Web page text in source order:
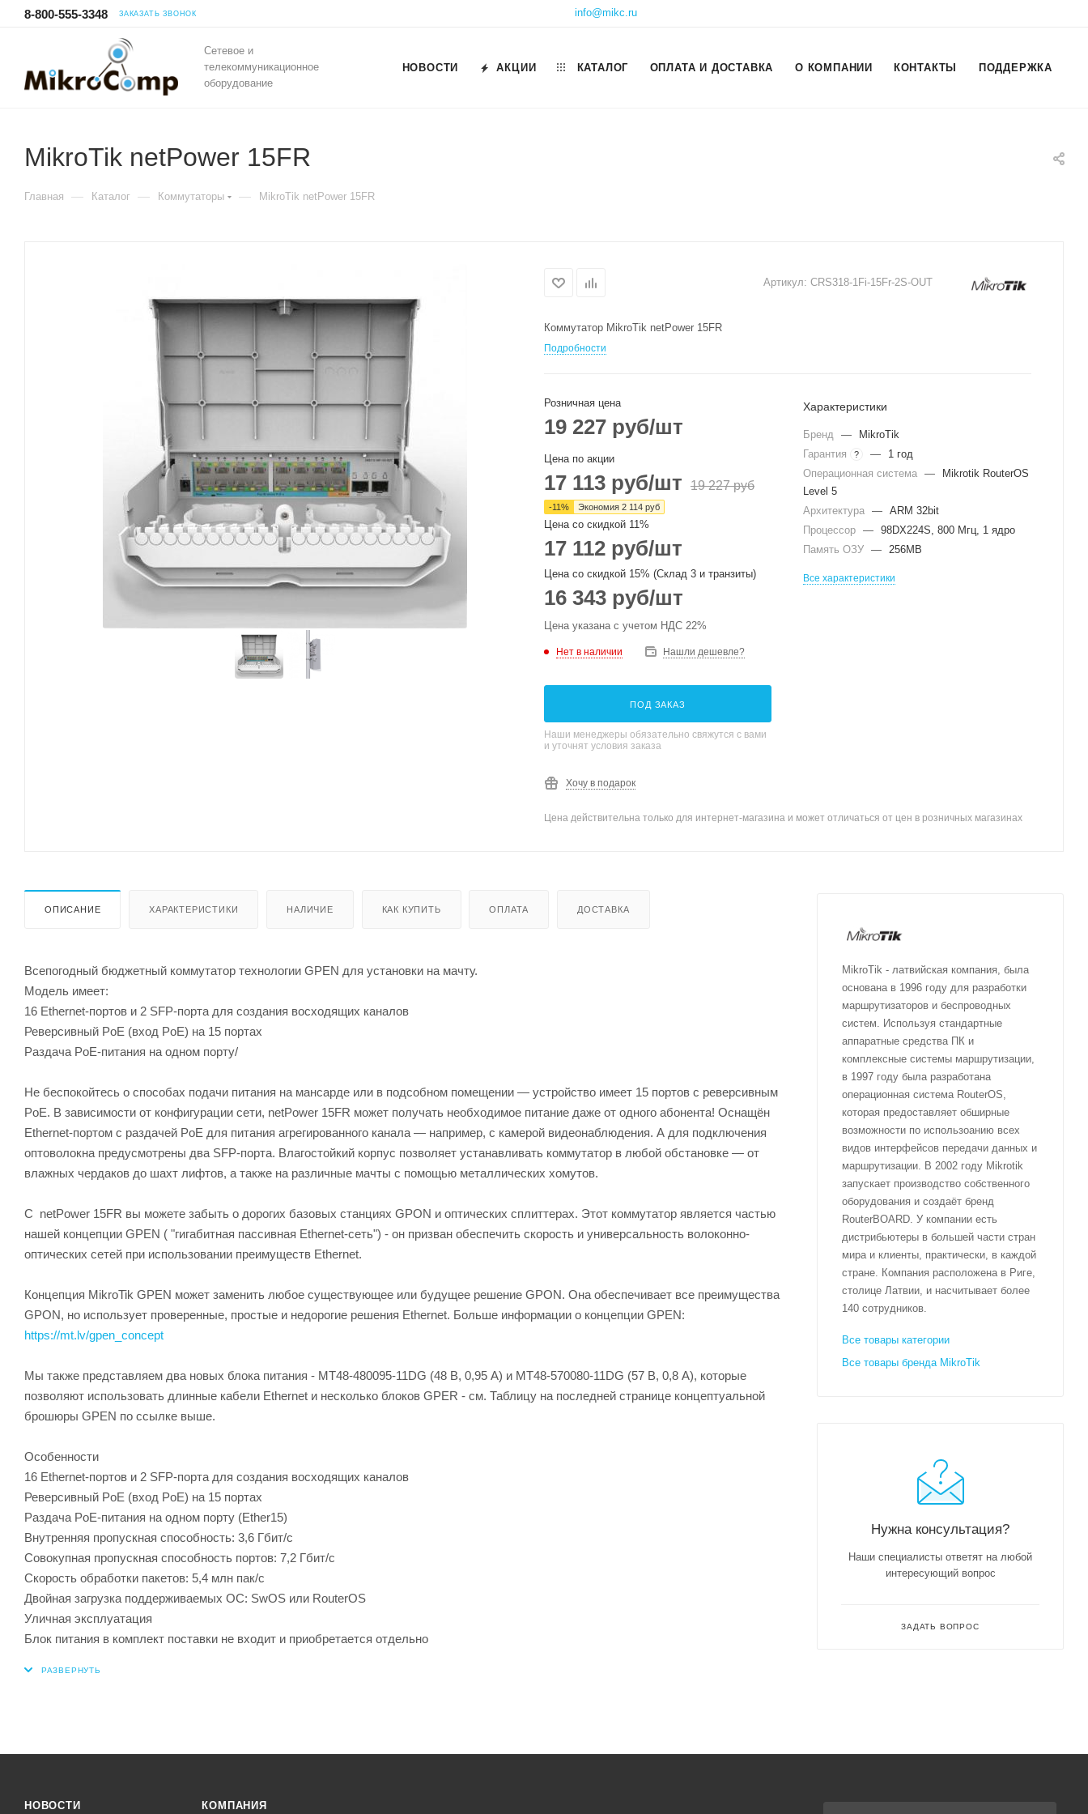
8-800-555-3348 ЗАКАЗАТЬ ЗВОНОК info@mikc.ru
Сетевое и
телекоммуникационное
оборудование
НОВОСТИ АКЦИИ КАТАЛОГ ОПЛАТА И ДОСТАВКА О КОМПАНИИ КОНТАКТЫ ПОДДЕРЖКА
MikroTik netPower 15FR
Главная — Каталог — Коммутаторы — MikroTik netPower 15FR
Артикул: CRS318-1Fi-15Fr-2S-OUT
Коммутатор MikroTik netPower 15FR
Подробности
Розничная цена
19 227 руб/шт
Цена по акции
17 113 руб/шт 19 227руб
-11% Экономия 2 114 руб
Цена со скидкой 11%
17 112 руб/шт
Цена со скидкой 15% (Склад 3 и транзиты)
16 343 руб/шт
Цена указана с учетом НДС 22%
Нет в наличии Нашли дешевле?
ПОД ЗАКАЗ
Наши менеджеры обязательно свяжутся с вами
и уточнят условия заказа
Хочу в подарок
Характеристики
Бренд —
MikroTik
Гарантия
? —
1 год
Операционная система —
Mikrotik RouterOS
Level 5
Архитектура — ARM 32bit
Процессор — 98DX224S, 800 Мгц, 1 ядро
Память ОЗУ — 256MB
Все характеристики
Цена действительна только для интернет-магазина и может отличаться от цен в розничных магазинах
ОПИСАНИЕ ХАРАКТЕРИСТИКИ НАЛИЧИЕ КАК КУПИТЬ ОПЛАТА ДОСТАВКА
Всепогодный бюджетный коммутатор технологии GPEN для установки на мачту.
Модель имеет:
16 Ethernet-портов и 2 SFP-порта для создания восходящих каналов
Реверсивный PoE (вход PoE) на 15 портах
Раздача PoE-питания на одном порту/
Не беспокойтесь о способах подачи питания на мансарде или в подсобном помещении — устройство имеет 15 портов с реверсивным
PoE. В зависимости от конфигурации сети, netPower 15FR может получать необходимое питание даже от одного абонента! Оснащён
Ethernet-портом с раздачей PoE для питания агрегированного канала — например, c камерой видеонаблюдения. А для подключения
оптоволокна предусмотрены два SFP-порта. Влагостойкий корпус позволяет устанавливать коммутатор в любой обстановке — от
влажных чердаков до шахт лифтов, а также на различные мачты с помощью металлических хомутов.
С netPower 15FR вы можете забыть о дорогих базовых станциях GPON и оптических сплиттерах. Этот коммутатор является частью
нашей концепции GPEN ( "гигабитная пассивная Ethernet-сеть") - он призван обеспечить скорость и универсальность волоконно-
оптических сетей при использовании преимуществ Ethernet.
Концепция MikroTik GPEN может заменить любое существующее или будущее решение GPON. Она обеспечивает все преимущества
GPON, но использует проверенные, простые и недорогие решения Ethernet. Больше информации о концепции GPEN:
https://mt.lv/gpen_concept
Мы также представляем два новых блока питания - MT48-480095-11DG (48 В, 0,95 A) и MT48-570080-11DG (57 В, 0,8 A), которые
позволяют использовать длинные кабели Ethernet и несколько блоков GPER - см. Таблицу на последней странице концептуальной
брошюры GPEN по ссылке выше.
Особенности
16 Ethernet-портов и 2 SFP-порта для создания восходящих каналов
Реверсивный PoE (вход PoE) на 15 портах
Раздача PoE-питания на одном порту (Ether15)
Внутренняя пропускная способность: 3,6 Гбит/с
Совокупная пропускная способность портов: 7,2 Гбит/с
Скорость обработки пакетов: 5,4 млн пак/с
Двойная загрузка поддерживаемых ОС: SwOS или RouterOS
Уличная эксплуатация
Блок питания в комплект поставки не входит и приобретается отдельно
MikroTik - латвийская компания, была
основана в 1996 году для разработки
маршрутизаторов и беспроводных
систем. Используя стандартные
аппаратные средства ПК и
комплексные системы маршрутизации,
в 1997 году была разработана
операционная система RouterOS,
которая предоставляет обширные
возможности по использоанию всех
видов интерфейсов передачи данных и
маршрутизации. В 2002 году Mikrotik
запускает производство собственного
оборудования и создаёт бренд
RouterBOARD. У компании есть
дистрибьютеры в большей части стран
мира и клиенты, практически, в каждой
стране. Компания расположена в Риге,
столице Латвии, и насчитывает более
140 сотрудников.
Все товары категории
Все товары бренда MikroTik
Нужна консультация?
Наши специалисты ответят на любой
интересующий вопрос
ЗАДАТЬ ВОПРОС
НОВОСТИ КОМПАНИЯ